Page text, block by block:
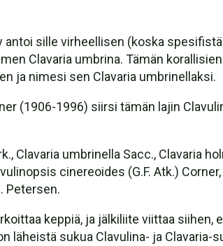
sille virheellisen (koska
Clavaria umbrina. Tämän
ja nimesi sen Clavaria umbrinellaksi.
(1906-1996) siirsi tämän lajin
Clavaria umbrinella Sacc., Clavaria
cinereoides (G.F. Atk.)
Petersen.
keppiä, ja jälkiliite viittaa siihen,
läheistä sukua Clavulina- ja Clavaria-